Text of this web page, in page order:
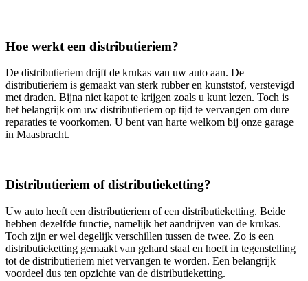
Hoe werkt een distributieriem?
De distributieriem drijft de krukas van uw auto aan. De
distributieriem is gemaakt van sterk rubber en kunststof, verstevigd
met draden. Bijna niet kapot te krijgen zoals u kunt lezen. Toch is
het belangrijk om uw distributieriem op tijd te vervangen om dure
reparaties te voorkomen. U bent van harte welkom bij onze garage
in Maasbracht.
Distributieriem of distributieketting?
Uw auto heeft een distributieriem of een distributieketting. Beide
hebben dezelfde functie, namelijk het aandrijven van de krukas.
Toch zijn er wel degelijk verschillen tussen de twee. Zo is een
distributieketting gemaakt van gehard staal en hoeft in tegenstelling
tot de distributieriem niet vervangen te worden. Een belangrijk
voordeel dus ten opzichte van de distributieketting.